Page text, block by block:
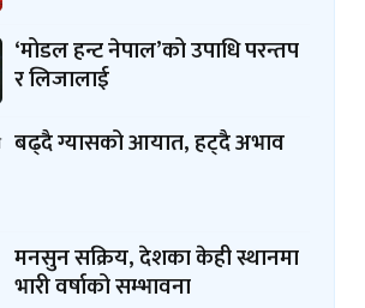
‘मोडल हन्ट नेपाल’को उपाधि परन्तप
र लिजालाई
बढ्दै ग्यासको आयात, हट्दै अभाव
मनसुन सक्रिय, देशका केही स्थानमा
भारी वर्षाको सम्भावना